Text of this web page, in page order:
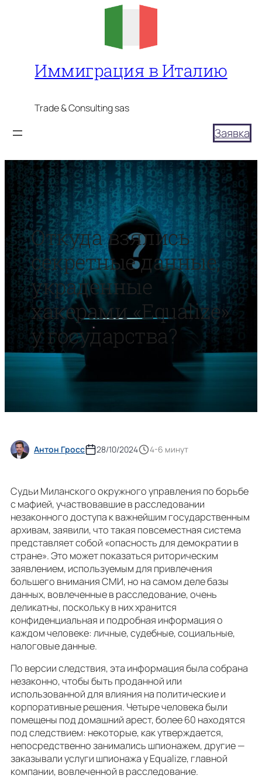
Иммиграция в Италию
Trade & Consulting sas
Заявка
Откуда взялись
секретные данные,
украденные
хакерами «Equalize»
у государства?
Антон Гросс 28/10/2024 4-6 минут
Судьи Миланского окружного управления по борьбе
с мафией, участвовавшие в расследовании
незаконного доступа к важнейшим государственным
архивам, заявили, что такая повсеместная система
представляет собой «опасность для демократии в
стране». Это может показаться риторическим
заявлением, используемым для привлечения
большего внимания СМИ, но на самом деле базы
данных, вовлеченные в расследование, очень
деликатны, поскольку в них хранится
конфиденциальная и подробная информация о
каждом человеке: личные, судебные, социальные,
налоговые данные.
По версии следствия, эта информация была собрана
незаконно, чтобы быть проданной или
использованной для влияния на политические и
корпоративные решения. Четыре человека были
помещены под домашний арест, более 60 находятся
под следствием: некоторые, как утверждается,
непосредственно занимались шпионажем, другие —
заказывали услуги шпионажа у Equalize, главной
компании, вовлеченной в расследование.